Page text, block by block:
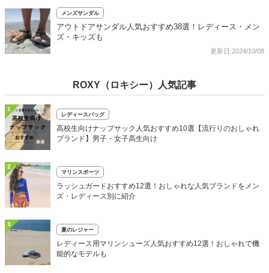
メンズサンダル
アウトドアサンダル人気おすすめ38選！レディース・メン
ズ・キッズも
更新日:2024/10/08
ROXY（ロキシー）人気記事
1
レディースバッグ
高校生向けナップサック人気おすすめ10選【流行りのおしゃれ
ブランド】男子・女子高生向け
2
マリンスポーツ
ラッシュガードおすすめ12選！おしゃれな人気ブランドをメン
ズ・レディース別に紹介
3
夏のレジャー
レディース用マリンシューズ人気おすすめ12選！おしゃれで機
能的なモデルも